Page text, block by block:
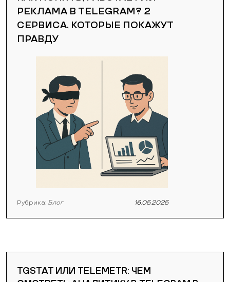
РЕКЛАМА В TELEGRAM? 2
СЕРВИСА, КОТОРЫЕ ПОКАЖУТ
ПРАВДУ
Рубрика: Блог 16.05.2025
TGSTAT ИЛИ TELEMETR: ЧЕМ